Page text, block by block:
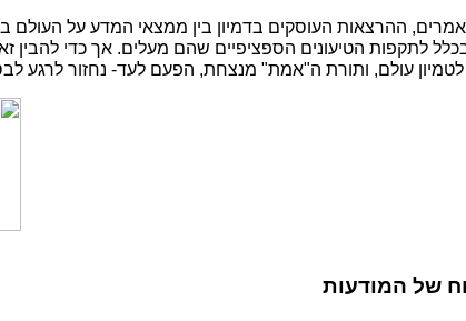
ההרצאות העוסקים בדמיון בין ממצאי המדע על העולם
לתקפות הטיעונים הספציפיים שהם מעלים. אך כדי
לטמיון עולם, ותורת ה"אמת" מנצחת, הפעם לעד- נחזור לרגע
של המודעות